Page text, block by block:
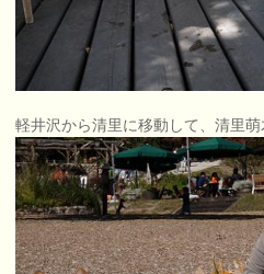
軽井沢から清里に移動して、清里